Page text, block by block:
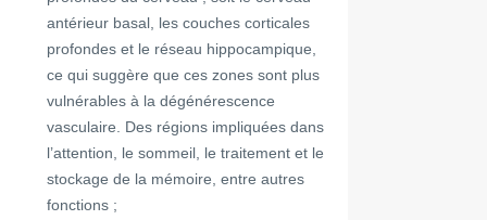
antérieur basal, les couches corticales
profondes et le réseau hippocampique,
ce qui suggère que ces zones sont plus
vulnérables à la dégénérescence
vasculaire. Des régions impliquées dans
l’attention, le sommeil, le traitement et le
stockage de la mémoire, entre autres
fonctions ;